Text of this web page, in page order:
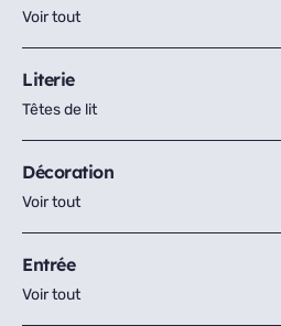
Voir tout
Literie
Têtes de lit
Décoration
Voir tout
Entrée
Voir tout